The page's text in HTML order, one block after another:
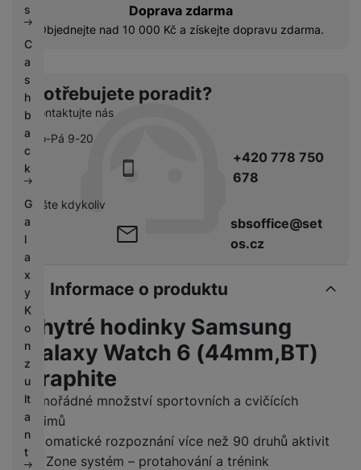
s
C
a
s
h
b
a
c
k
G
a
l
a
x
y
K
o
n
z
u
lt
a
n
t
Doprava zdarma
Objednejte nad 10 000 Kč a získejte dopravu zdarma.
Potřebujete poradit?
Kontaktujte nás
Po-Pá 9-20
+420 778 750
678
pište kdykoliv
sbsoffice@set
os.cz
Informace o produktu
Chytré hodinky Samsung
Galaxy Watch 6 (44mm,BT)
Graphite
Mimořádné množství sportovních a cvičících
režimů
Automatické rozpoznání více než 90 druhů aktivit
HR Zone systém – protahování a trénink